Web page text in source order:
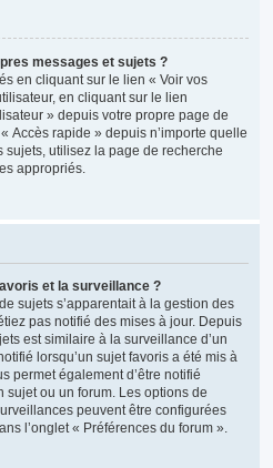
messages et sujets ?
en cliquant sur le lien « Voir vos
en cliquant sur le lien
» depuis votre propre page de
Accès rapide » depuis n’importe quelle
utilisez la page de recherche
appropriés.
et la surveillance ?
sujets s’apparentait à la gestion des
pas notifié des mises à jour. Depuis
est similaire à la surveillance d’un
lorsqu’un sujet favoris a été mis à
permet également d’être notifié
sujet ou un forum. Les options de
peuvent être configurées
l’onglet « Préférences du forum ».